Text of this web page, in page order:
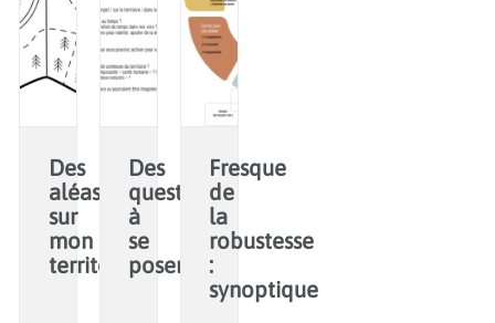
Des
aléas
sur
mon
territoire
Des
questions
à
se
poser
Fresque
de
la
robustesse
:
synoptique